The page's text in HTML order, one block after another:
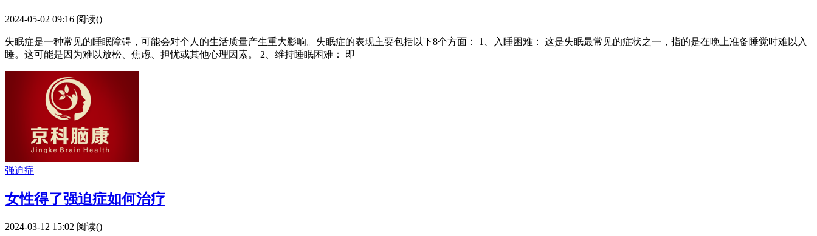
2024-05-02 09:16 阅读()
失眠症是一种常见的睡眠障碍，可能会对个人的生活质量产生重大影响。失眠症的表现主要包括以下8个方面： 1、入睡困难： 这是失眠最常见的症状之一，指的是在晚上准备睡觉时难以入
睡。这可能是因为难以放松、焦虑、担忧或其他心理因素。 2、维持睡眠困难： 即
强迫症
女性得了强迫症如何治疗
2024-03-12 15:02 阅读()